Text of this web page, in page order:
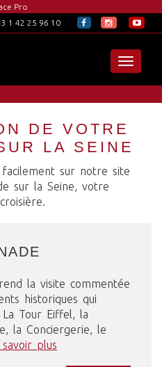
Pro
1 42 25 96 10
Toggle
DE VOTRE
LA SEINE
sur notre site
sur la Seine, votre
la visite commentée
historiques qui
Tour Eiffel, la
la Conciergerie, le
savoir plus